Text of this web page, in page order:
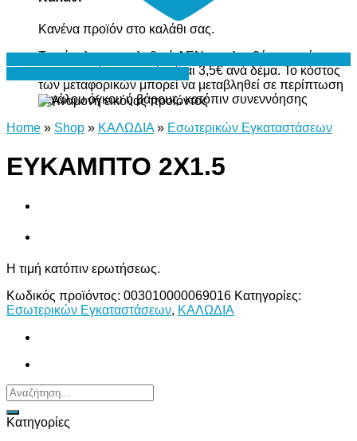
Κανένα προϊόν στο καλάθι σας.
Το σύνολο του καλαθιού ΔΕΝ περιλαμβάνει το κόστος
μεταφορικών, το οποίο είναι 3,5€ ανά δέμα. Το κόστος
των μεταφορικών μπορεί να μεταβληθεί σε περίπτωση
μεγάλου όγκου ή βάρους, κατόπιν συνεννόησης
Home » Shop » ΚΑΛΩΔΙΑ » Εσωτερικών Εγκαταστάσεων
ΕΥΚΑΜΠΤΟ 2Χ1.5
Η τιμή κατόπιν ερωτήσεως.
Κωδικός προϊόντος: 003010000069016 Κατηγορίες:
Εσωτερικών Εγκαταστάσεων, ΚΑΛΩΔΙΑ
Αναζήτηση
για:
Κατηγορίες